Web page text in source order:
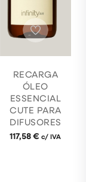
RECARGA
ÓLEO
ESSENCIAL
CUTE PARA
DIFUSORES
117,58€ c/ IVA